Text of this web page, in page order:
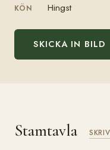
KÖN Hingst
SKICKA IN BILD
Stamtavla